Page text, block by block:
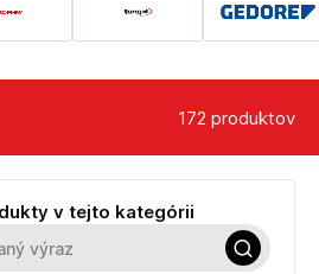
172 produktov
v tejto kategórii